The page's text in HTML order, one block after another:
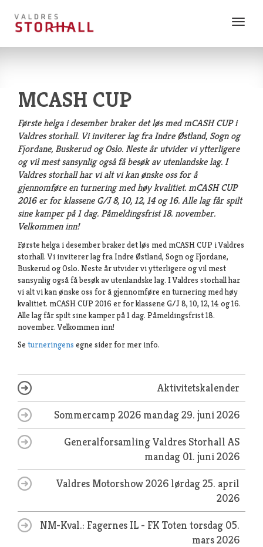
Vis
MCASH CUP
Første helga i desember braker det løs med mCASH CUP i
Valdres storhall. Vi inviterer lag fra Indre Østland, Sogn og
Fjordane, Buskerud og Oslo. Neste år utvider vi ytterligere
og vil mest sansynlig også få besøk av utenlandske lag. I
Valdres storhall har vi alt vi kan ønske oss for å
gjennomføre en turnering med høy kvalitiet. mCASH CUP
2016 er for klassene G/J 8, 10, 12, 14 og 16. Alle lag får spilt
sine kamper på 1 dag. Påmeldingsfrist 18. november.
Velkommen inn!
Første helga i desember braker det løs med mCASH CUP i Valdres
storhall. Vi inviterer lag fra Indre Østland, Sogn og Fjordane,
Buskerud og Oslo. Neste år utvider vi ytterligere og vil mest
sansynlig også få besøk av utenlandske lag. I Valdres storhall har
vi alt vi kan ønske oss for å gjennomføre en turnering med høy
kvalitiet. mCASH CUP 2016 er for klassene G/J 8, 10, 12, 14 og 16.
Alle lag får spilt sine kamper på 1 dag. Påmeldingsfrist 18.
november. Velkommen inn!
Se turneringens egne sider for mer info.
Aktivitetskalender
Sommercamp 2026 mandag 29. juni 2026
Generalforsamling Valdres Storhall AS
mandag 01. juni 2026
Valdres Motorshow 2026 lørdag 25. april
2026
NM-Kval.: Fagernes IL - FK Toten torsdag 05.
mars 2026